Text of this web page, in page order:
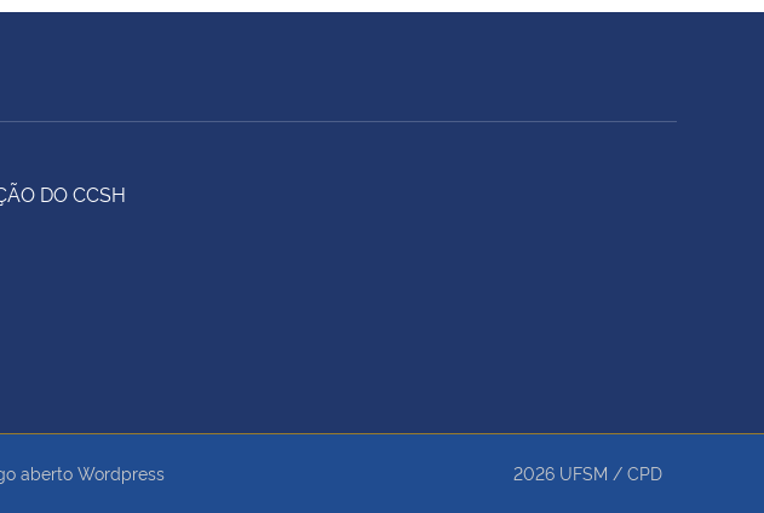
DO CCSH
aberto Wordpress 2026 UFSM / CPD